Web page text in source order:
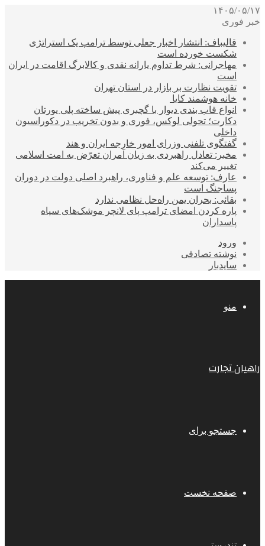
۱۴۰۵/۰۵/۱۷
خبر فوری
قالیباف: انتشار اخبار جعلی توسط ترامپ یک استراتژی
شکست خورده است
مهاجرانی: شرط تداوم یارانه نقدی و کالابرگ اقامت در ایران
است
تقویت نظارت بر بازار در استان تهران
خانه هوشمند کایا
انواع قاب بندی دیوار با گچبری پیش ساخته پلی یورتان
دکارت؛ تحولی لوکس، فوری و بدون تخریب در دکوراسیون
داخلی
گفتگوی تلفنی وزرای امور خارجه ایران و هند
مخبر: تعادل راهبردی به زیان آمران تعرّض به امت اسلامی
تغییر می‌کند
عارف: توسعه علم و فناوری، راهبرد اصلی دولت در دوران
پساجنگ است
بقائی: بحران یمن راه‌حل نظامی ندارد
پاره کردن امضای ترامپ پای لانچر موشک‌های سپاه
پاسداران
ورود
نوشته تصادفی
سایدبار
منو
راهیان تجارت
جستجو برای
صفحه نخست